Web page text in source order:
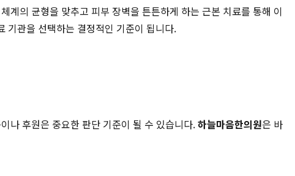
계의 균형을 맞추고 피부 장벽을 튼튼하게 하는 근본 치료를 통해 이
기관을 선택하는 결정적인 기준이 됩니다.
나 후원은 중요한 판단 기준이 될 수 있습니다.하늘마음한의원은 바